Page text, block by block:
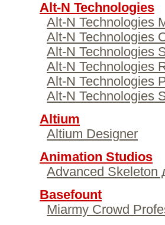
Alt-N Technologies
Alt-N Technologies
Alt-N Technologies
Alt-N Technologies
Alt-N Technologies
Alt-N Technologies
Alt-N Technologies
Altium
Altium Designer
Animation Studios
Advanced Skeleton
Basefount
Miarmy Crowd